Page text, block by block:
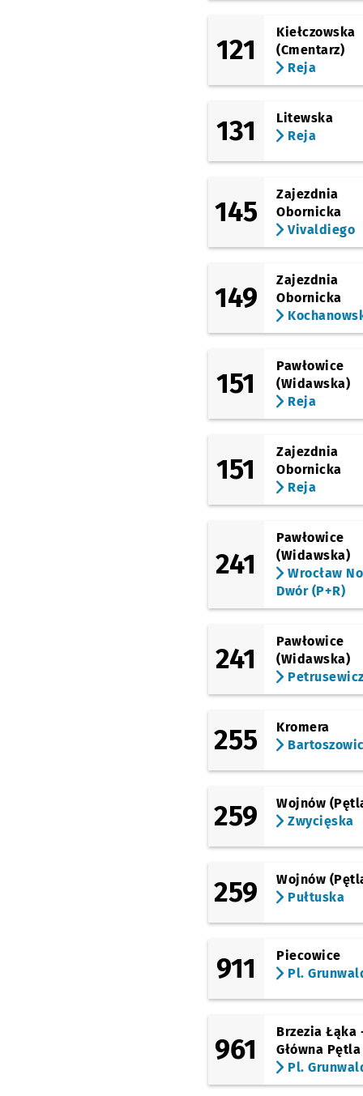
121
Kiełczowska
(Cmentarz)
Reja
131
Litewska
Reja
145
Zajezdnia
Obornicka
Vivaldiego
149
Zajezdnia
Obornicka
151
Pawłowice
(Widawska)
Reja
151
Zajezdnia
Obornicka
Reja
241
Pawłowice
(Widawska)
Wrocław
Dwór (P+R)
241
Pawłowice
(Widawska)
255
Kromera
259
Wojnów
Zwycięska
259
Wojnów
Pułtuska
911
Piecowice
Pl.
961
Brzezia Łąka
Główna Pętla
Pl.